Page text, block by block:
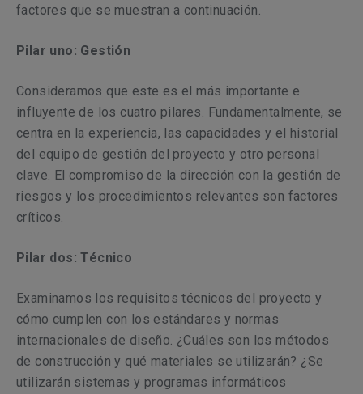
factores que se muestran a continuación.
Pilar uno: Gestión
Consideramos que este es el más importante e
influyente de los cuatro pilares. Fundamentalmente, se
centra en la experiencia, las capacidades y el historial
del equipo de gestión del proyecto y otro personal
clave. El compromiso de la dirección con la gestión de
riesgos y los procedimientos relevantes son factores
críticos.
Pilar dos: Técnico
Examinamos los requisitos técnicos del proyecto y
cómo cumplen con los estándares y normas
internacionales de diseño. ¿Cuáles son los métodos
de construcción y qué materiales se utilizarán? ¿Se
utilizarán sistemas y programas informáticos